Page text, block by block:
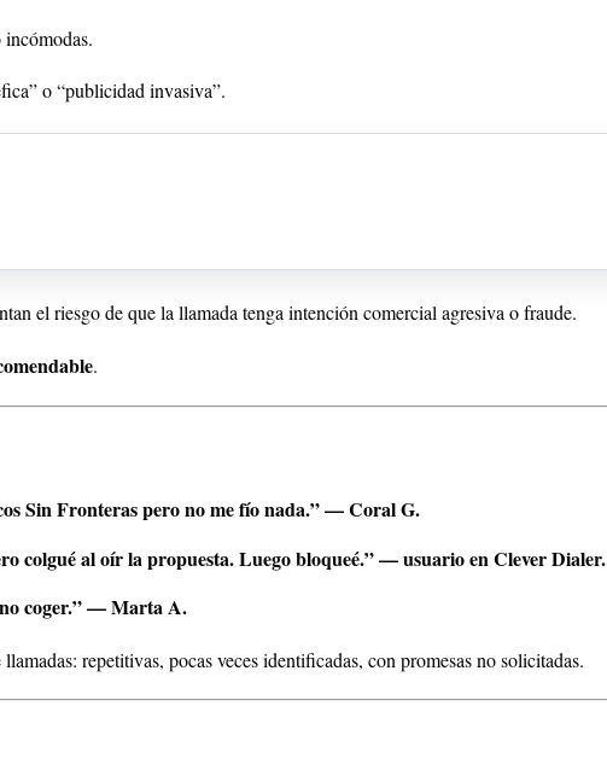
o “publicidad invasiva”.
el riesgo de que la llamada tenga intención comercial agresiva o fraude.
.
Sin Fronteras pero no me fío nada.” — Coral G.
colgué al oír la propuesta. Luego bloqueé.” — usuario en Clever Dialer.
no coger.” — Marta A.
repetitivas, pocas veces identificadas, con promesas no solicitadas.